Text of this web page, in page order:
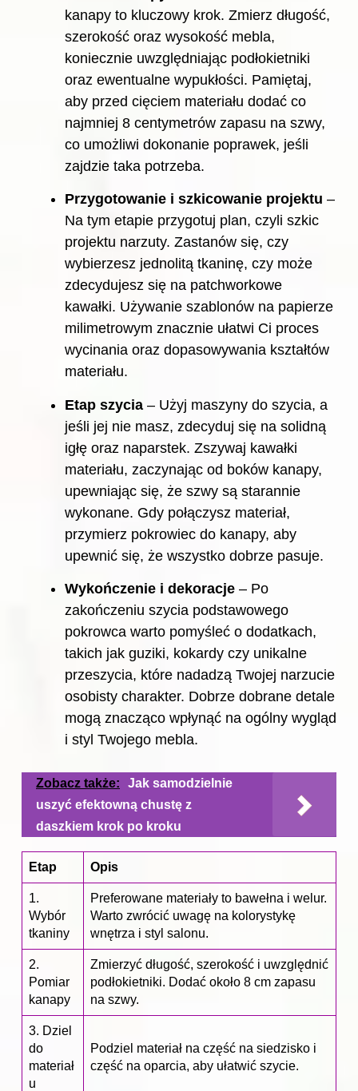
kanapy to kluczowy krok. Zmierz długość,
szerokość oraz wysokość mebla,
koniecznie uwzględniając podłokietniki
oraz ewentualne wypukłości. Pamiętaj,
aby przed cięciem materiału dodać co
najmniej 8 centymetrów zapasu na szwy,
co umożliwi dokonanie poprawek, jeśli
zajdzie taka potrzeba.
Przygotowanie i szkicowanie projektu –
Na tym etapie przygotuj plan, czyli szkic
projektu narzuty. Zastanów się, czy
wybierzesz jednolitą tkaninę, czy może
zdecydujesz się na patchworkowe
kawałki. Używanie szablonów na papierze
milimetrowym znacznie ułatwi Ci proces
wycinania oraz dopasowywania kształtów
materiału.
Etap szycia – Użyj maszyny do szycia, a
jeśli jej nie masz, zdecyduj się na solidną
igłę oraz naparstek. Zszywaj kawałki
materiału, zaczynając od boków kanapy,
upewniając się, że szwy są starannie
wykonane. Gdy połączysz materiał,
przymierz pokrowiec do kanapy, aby
upewnić się, że wszystko dobrze pasuje.
Wykończenie i dekoracje – Po
zakończeniu szycia podstawowego
pokrowca warto pomyśleć o dodatkach,
takich jak guziki, kokardy czy unikalne
przeszycia, które nadadzą Twojej narzucie
osobisty charakter. Dobrze dobrane detale
mogą znacząco wpłynąć na ogólny wygląd
i styl Twojego mebla.
Zobacz także:
Jak samodzielnie
uszyć efektowną chustę z
daszkiem krok po kroku
Etap Opis
1.
Wybór
tkaniny
Preferowane materiały to bawełna i welur.
Warto zwrócić uwagę na kolorystykę
wnętrza i styl salonu.
2.
Pomiar
kanapy
Zmierzyć długość, szerokość i uwzględnić
podłokietniki. Dodać około 8 cm zapasu
na szwy.
3. Dziel
do
materiał
u
Podziel materiał na część na siedzisko i
część na oparcia, aby ułatwić szycie.